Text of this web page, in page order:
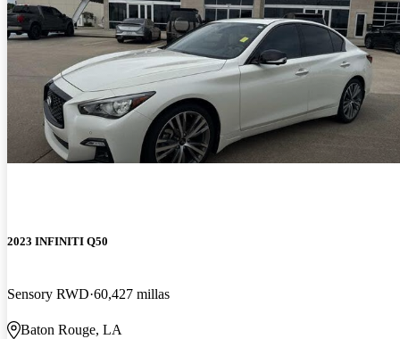
2023 INFINITI Q50
Sensory RWD 60,427 millas
Baton Rouge, LA